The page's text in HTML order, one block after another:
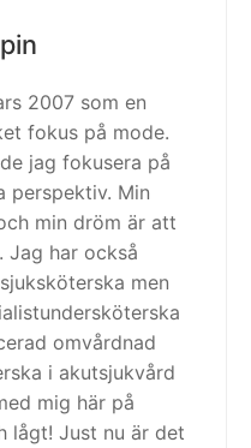
2007 som en
fokus på mode.
jag fokusera på
perspektiv. Min
min dröm är att
Jag har också
men
omvårdnad
i akutsjukvård
mig här på
lågt! Just nu är det